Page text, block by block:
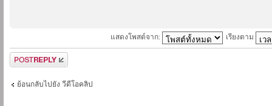
แสดงโพสต์จาก: เรียงตาม
ตอบกระทู้
ย้อนกลับไปยัง วีดีโอคลิป